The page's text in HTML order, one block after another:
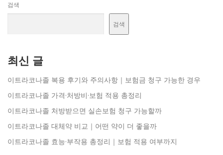
검색
검색
최신 글
이트라코나졸 복용 후기와 주의사항｜보험금 청구 가능한 경우
이트라코나졸 가격·처방비·보험 적용 총정리
이트라코나졸 처방받으면 실손보험 청구 가능할까
이트라코나졸 대체약 비교｜어떤 약이 더 좋을까
이트라코나졸 효능·부작용 총정리｜보험 적용 여부까지